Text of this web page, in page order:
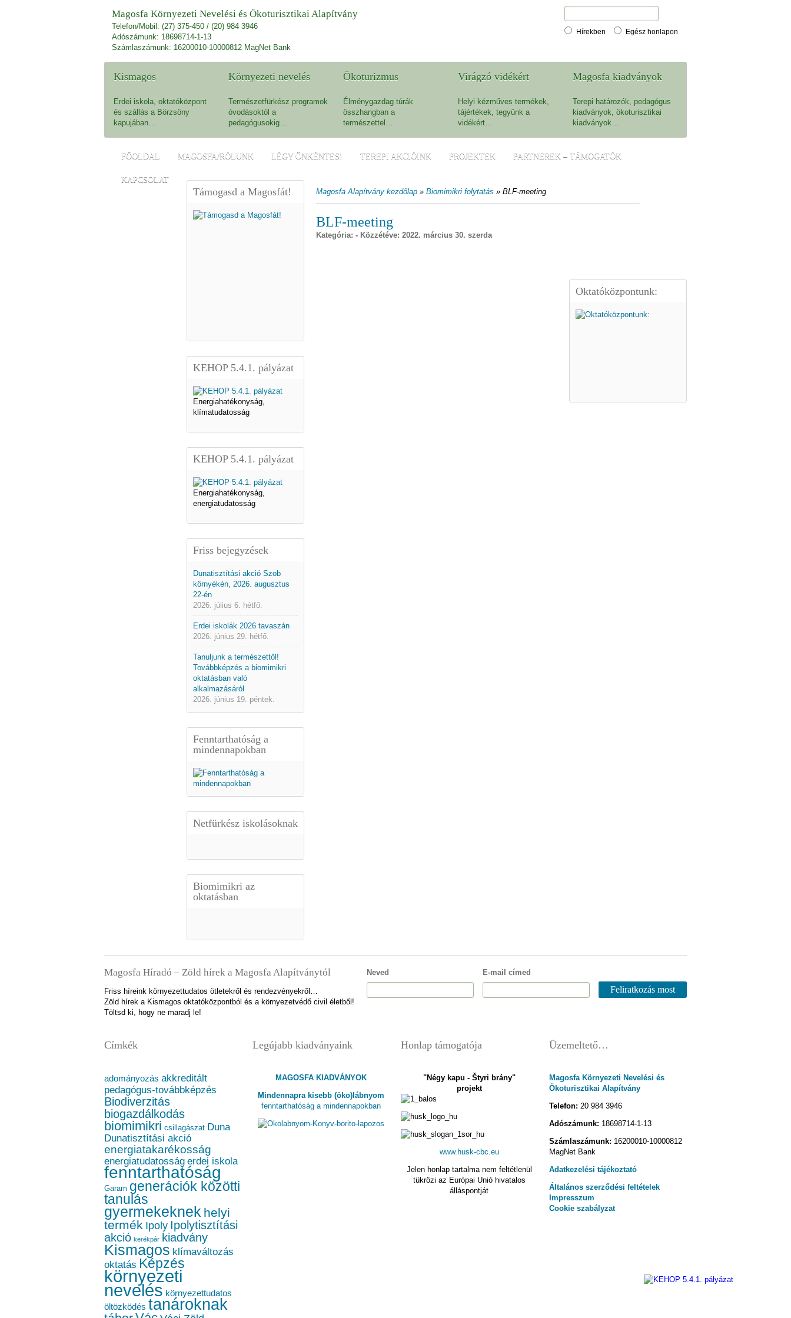
Magosfa Környezeti Nevelési és Ökoturisztikai Alapítvány
Telefon/Mobil: (27) 375-450 / (20) 984 3946
Adószámunk: 18698714-1-13
Számlaszámunk: 16200010-10000812 MagNet Bank
Hírekben Egész honlapon
Kismagos
Erdei iskola, oktatóközpont
és szállás a Börzsöny
kapujában…
Környezeti nevelés
Természetfürkész programok
óvodásoktól a
pedagógusokig…
Ökoturizmus
Élménygazdag túrák
összhangban a
természettel…
Virágzó vidékért
Helyi kézműves termékek,
tájértékek, tegyünk a
vidékért…
Magosfa kiadványok
Terepi határozók, pedagógus
kiadványok, ökoturisztikai
kiadványok…
FŐOLDAL MAGOSFA/RÓLUNK LÉGY ÖNKÉNTES! TEREPI AKCIÓINK PROJEKTEK PARTNEREK – TÁMOGATÓK
KAPCSOLAT
Támogasd a Magosfát!
KEHOP 5.4.1. pályázat
Energiahatékonyság,
klímatudatosság
KEHOP 5.4.1. pályázat
Energiahatékonyság,
energiatudatosság
Friss bejegyzések
Dunatisztítási akció Szob
környékén, 2026. augusztus
22-én
2026. július 6. hétfő.
Erdei iskolák 2026 tavaszán
2026. június 29. hétfő.
Tanuljunk a természettől!
Továbbképzés a biomimikri
oktatásban való
alkalmazásáról
2026. június 19. péntek.
Fenntarthatóság a
mindennapokban
Netfürkész iskolásoknak
Biomimikri az
oktatásban
Magosfa Alapítvány kezdőlap » Biomimikri folytatás » BLF-meeting
BLF-meeting
Kategória: - Közzétéve: 2022. március 30. szerda
Oktatóközpontunk:
Magosfa Híradó – Zöld hírek a Magosfa Alapítványtól
Friss híreink környezettudatos ötletekről és rendezvényekről…
Zöld hírek a Kismagos oktatóközpontból és a környezetvédő civil életből!
Töltsd ki, hogy ne maradj le!
Neved E-mail címed
Címkék
adományozás akkreditált
pedagógus-továbbképzés
Biodiverzitás
biogazdálkodás
biomimikri csillagászat Duna
Dunatisztítási akció
energiatakarékosság
energiatudatosság erdei iskola
fenntarthatóság
Garam generációk közötti
tanulás
gyermekeknek helyi
termék Ipoly Ipolytisztítási
akció kerékpár kiadvány
Kismagos klímaváltozás
oktatás Képzés
környezeti
nevelés környezettudatos
öltözködés tanároknak
Legújabb kiadványaink
MAGOSFA KIADVÁNYOK
Mindennapra kisebb (öko)lábnyom
fenntarthatóság a mindennapokban
Honlap támogatója
"Négy kapu - Štyri brány"
projekt
www.husk-cbc.eu
Jelen honlap tartalma nem feltétlenül
tükrözi az Európai Unió hivatalos
álláspontját
Üzemeltető…
Magosfa Környezeti Nevelési és
Ökoturisztikai Alapítvány
Telefon: 20 984 3946
Adószámunk: 18698714-1-13
Számlaszámunk: 16200010-10000812
MagNet Bank
Adatkezelési tájékoztató
Általános szerződési feltételek
Impresszum
Cookie szabályzat